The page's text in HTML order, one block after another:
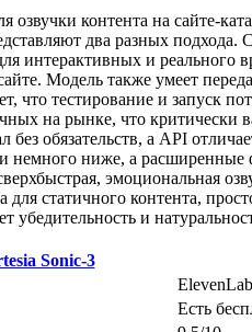
контента на сайте-
два разных
интерактивных и
Модель также умеет
что тестирование и запуск
на рынке, что критически
без обязательств, а API
немного ниже, а
эмоциональная
для статичного контента,
убедительность и
Sonic-3
Есть